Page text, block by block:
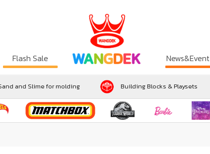
Flash Sale News&Event
and Slime for molding Building Blocks & Playsets